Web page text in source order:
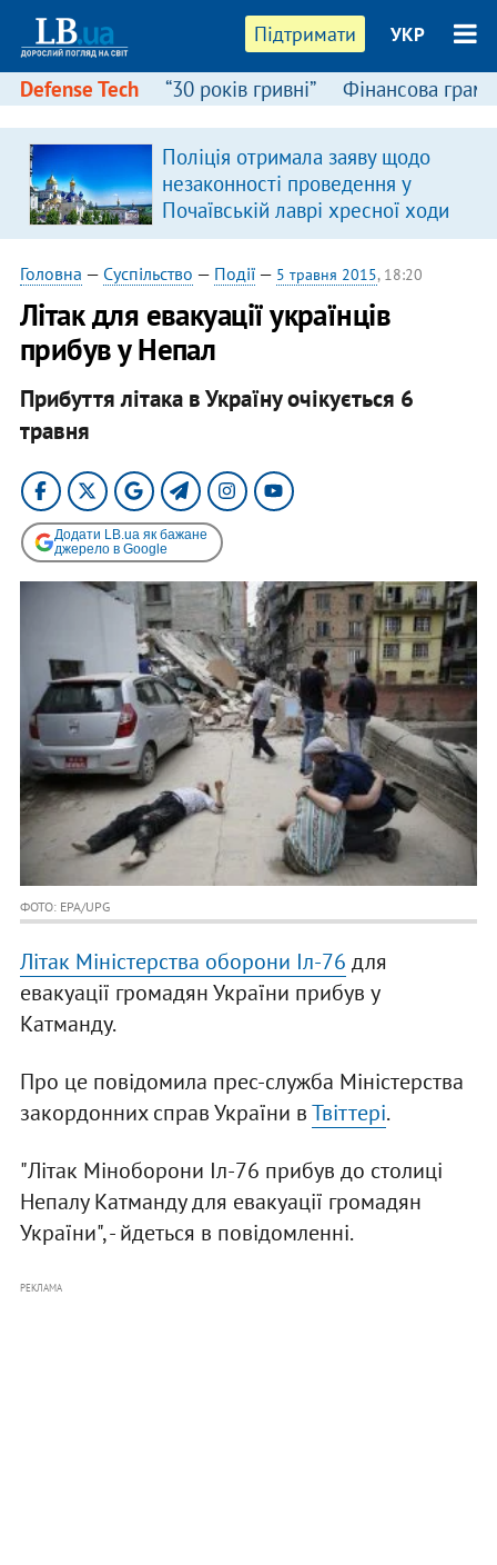
Підтримати УКР
Defense Tech “30 років гривні” Фінансова
Поліція отримала заяву щодо
незаконності проведення у
Почаївській лаврі хресної ходи
Головна — Суспільство — Події— 5 травня 2015, 18:20
Літак для евакуації українців
прибув у Непал
Прибуття літака в Україну очікується 6
травня
Додати LB.ua як бажане
джерело в Google
ФОТО: EPA/UPG
Літак Міністерства оборони Іл-76 для
евакуації громадян України прибув у
Катманду.
Про це повідомила прес-служба Міністерства
закордонних справ України вТвіттері.
"Літак Міноборони Іл-76 прибув до столиці
Непалу Катманду для евакуації громадян
України", - йдеться в повідомленні.
РЕКЛАМА